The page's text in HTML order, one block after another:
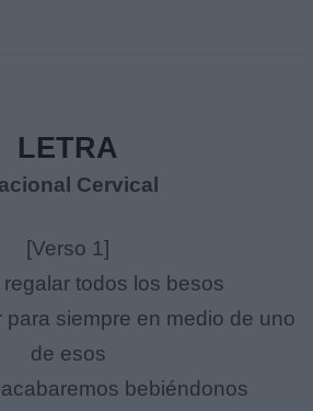
LETRA
Cervical
[Verso 1]
regalar todos los besos
para siempre en medio de uno
de esos
bebiéndonos